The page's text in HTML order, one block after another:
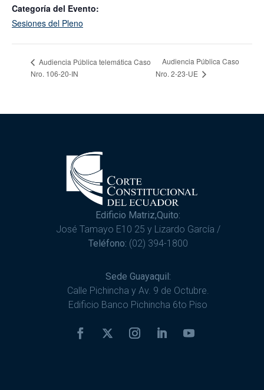
Categoría del Evento:
Sesiones del Pleno
Audiencia Pública telemática Caso
Nro. 106-20-IN
Audiencia Pública Caso
Nro. 2-23-UE
Edificio Matriz,Quito:
José Tamayo E10 25 y Lizardo García /
Teléfono: (02) 394-1800
Sede Guayaquil:
Calle Pichincha y Av. 9 de Octubre.
Edificio Banco Pichincha 6to Piso